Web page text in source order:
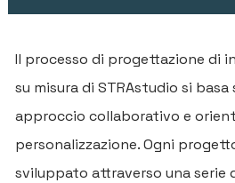
Il processo di progettazione di
su misura di STRAstudio si basa
approccio collaborativo e
personalizzazione. Ogni
sviluppato attraverso una serie